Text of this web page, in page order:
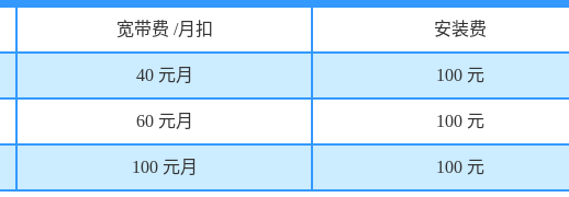
宽带费 /月扣 安装费
40 元月 100 元
60 元月 100 元
100 元月 100 元